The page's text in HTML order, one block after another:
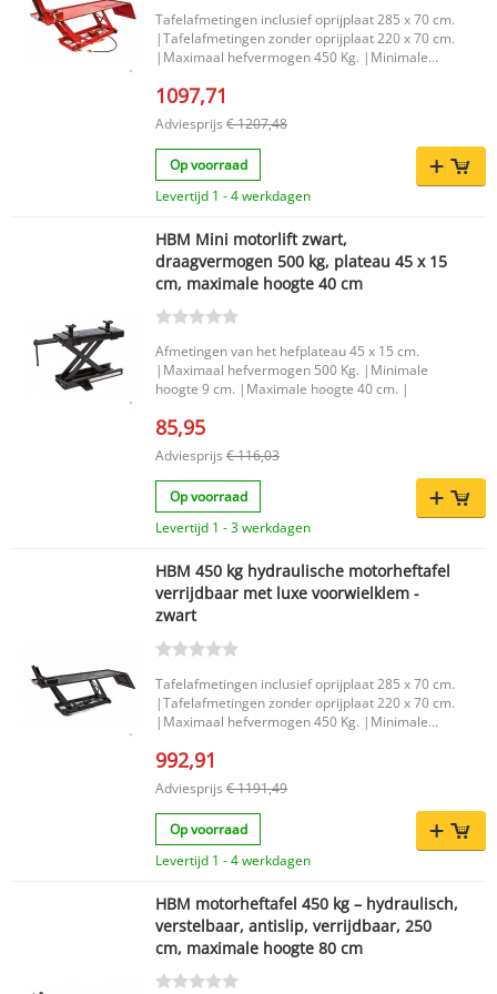
Tafelafmetingen inclusief oprijplaat 285 x 70 cm.
|Tafelafmetingen zonder oprijplaat 220 x 70 cm.
|Maximaal hefvermogen 450 Kg. |Minimale
1097,71
Adviesprijs € 1207,48
Op voorraad
Levertijd 1 - 4 werkdagen
HBM Mini motorlift zwart,
draagvermogen 500 kg, plateau 45 x 15
cm, maximale hoogte 40 cm
Afmetingen van het hefplateau 45 x 15 cm.
|Maximaal hefvermogen 500 Kg. |Minimale
hoogte 9 cm. |Maximale hoogte 40 cm. |
85,95
Adviesprijs € 116,03
Op voorraad
Levertijd 1 - 3 werkdagen
HBM 450 kg hydraulische motorheftafel
verrijdbaar met luxe voorwielklem -
zwart
Tafelafmetingen inclusief oprijplaat 285 x 70 cm.
|Tafelafmetingen zonder oprijplaat 220 x 70 cm.
|Maximaal hefvermogen 450 Kg. |Minimale
992,91
Adviesprijs € 1191,49
Op voorraad
Levertijd 1 - 4 werkdagen
HBM motorheftafel 450 kg – hydraulisch,
verstelbaar, antislip, verrijdbaar, 250
cm, maximale hoogte 80 cm